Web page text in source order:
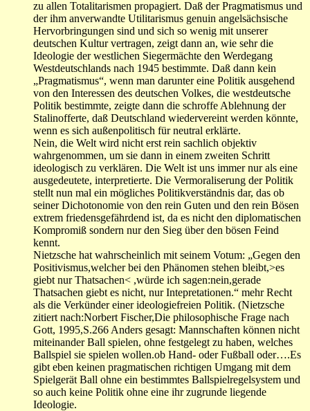
zu allen Totalitarismen propagiert. Daß der Pragmatismus und
der ihm anverwandte Utilitarismus genuin angelsächsische
Hervorbringungen sind und sich so wenig mit unserer
deutschen Kultur vertragen, zeigt dann an, wie sehr die
Ideologie der westlichen Siegermächte den Werdegang
Westdeutschlands nach 1945 bestimmte. Daß dann kein
„Pragmatismus“, wenn man darunter eine Politik ausgehend
von den Interessen des deutschen Volkes, die westdeutsche
Politik bestimmte, zeigte dann die schroffe Ablehnung der
Stalinofferte, daß Deutschland wiedervereint werden könnte,
wenn es sich außenpolitisch für neutral erklärte.
Nein, die Welt wird nicht erst rein sachlich objektiv
wahrgenommen, um sie dann in einem zweiten Schritt
ideologisch zu verklären. Die Welt ist uns immer nur als eine
ausgedeutete, interpretierte. Die Vermoraliserung der Politik
stellt nun mal ein mögliches Politikverständnis dar, das ob
seiner Dichotonomie von den rein Guten und den rein Bösen
extrem friedensgefährdend ist, da es nicht den diplomatischen
Kompromiß sondern nur den Sieg über den bösen Feind
kennt.
Nietzsche hat wahrscheinlich mit seinem Votum: „Gegen den
Positivismus,welcher bei den Phänomen stehen bleibt,>es
giebt nur Thatsachen< ,würde ich sagen:nein,gerade
Thatsachen giebt es nicht, nur Intepretationen.“ mehr Recht
als die Verkünder einer ideologiefreien Politik. (Nietzsche
zitiert nach:Norbert Fischer,Die philosophische Frage nach
Gott, 1995,S.266 Anders gesagt: Mannschaften können nicht
miteinander Ball spielen, ohne festgelegt zu haben, welches
Ballspiel sie spielen wollen.ob Hand- oder Fußball oder….Es
gibt eben keinen pragmatischen richtigen Umgang mit dem
Spielgerät Ball ohne ein bestimmtes Ballspielregelsystem und
so auch keine Politik ohne eine ihr zugrunde liegende
Ideologie.